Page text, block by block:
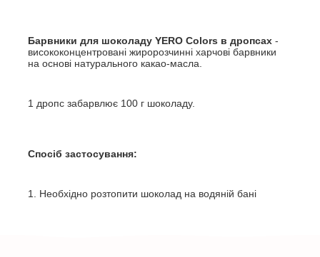
Барвники для шоколаду YERO Colors в дропсах -
висококонцентровані жиророзчинні харчові барвники
на основі натурального какао-масла.
1 дропс забарвлює 100 г шоколаду.
Спосіб застосування:
1. Необхідно розтопити шоколад на водяній бані